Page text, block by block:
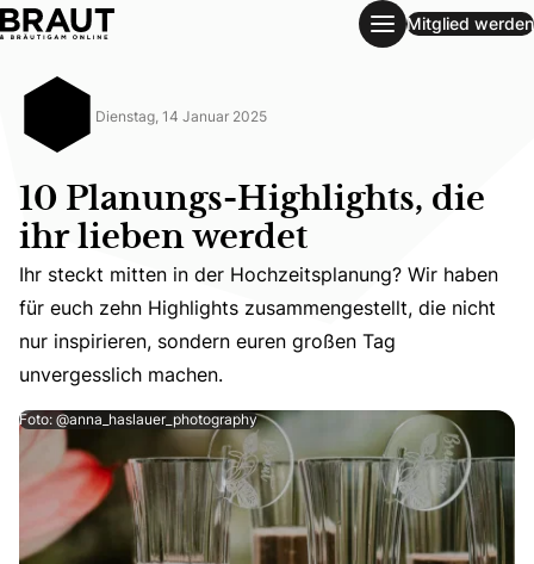
10 Planungs-Highlights, die ihr lieben werdet
Mitglied werden
Dienstag, 14 Januar 2025
10 Planungs-Highlights, die
ihr lieben werdet
Ihr steckt mitten in der Hochzeitsplanung? Wir haben
Ihr steckt mitten in der Hochzeitsplanung? Wir haben
für euch zehn Highlights zusammengestellt, die nicht
nur inspirieren, sondern euren großen Tag
unvergesslich machen.
Foto: @anna_haslauer_photography